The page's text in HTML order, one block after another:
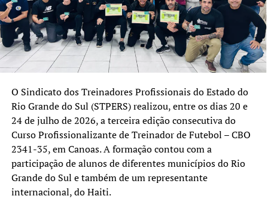
Vagas para novas integrantes
Conforme o treinador, no total, são sete inscritas, e o
time precisa de mais. As interessadas devem entrar em
contato com a secretaria pelo e-mail
smel@canoas.rs.gov.br
ou pelo telefone
(51)3236-
1909. Mulheres de todas as idades podem participar. Os
treinos ocorrem nas terças-feiras, das 16h às 17h, e aos
sábados, das 11h às 13h.
TÓPICOS RELACIONADOS: CANOAS CEGAS
FUTEBOL
PARATLETAS
A SEGUIR UP
O Sindicato dos Treinadores Profissionais do Estado do
Rio Grande do Sul (STPERS) realizou, entre os dias 20 e
24 de julho de 2026, a terceira edição consecutiva do
Curso Profissionalizante de Treinador de Futebol – CBO
2341-35, em Canoas. A formação contou com a
participação de alunos de diferentes municípios do Rio
Grande do Sul e também de um representante
internacional, do Haiti.